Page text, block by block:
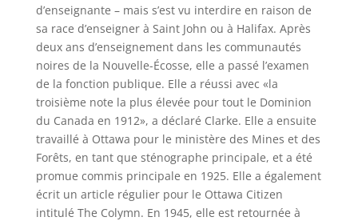
d’enseignante – mais s’est vu interdire en raison de
sa race d’enseigner à Saint John ou à Halifax. Après
deux ans d’enseignement dans les communautés
noires de la Nouvelle-Écosse, elle a passé l’examen
de la fonction publique. Elle a réussi avec «la
troisième note la plus élevée pour tout le Dominion
du Canada en 1912», a déclaré Clarke. Elle a ensuite
travaillé à Ottawa pour le ministère des Mines et des
Forêts, en tant que sténographe principale, et a été
promue commis principale en 1925. Elle a également
écrit un article régulier pour le Ottawa Citizen
intitulé The Colymn. En 1945, elle est retournée à